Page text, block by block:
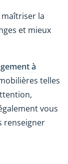
la
et mieux
à
telles
vous
renseigner